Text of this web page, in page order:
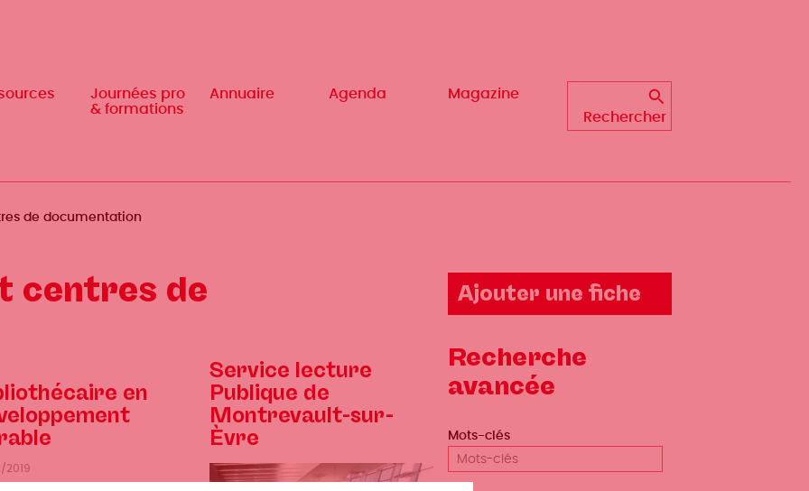
Journées pro
& formations
Annuaire Agenda
Magazine
Rechercher
Journées pro
& formations
Annuaire Agenda
Magazine
Rechercher
de documentation
Ajouter une fiche
Recherche
avancée
Mots-clés
centres de
en
2019
Service lecture
Publique de
Montrevault-sur-
Èvre